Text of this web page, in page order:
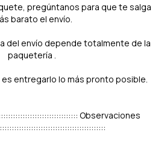
pregúntanos para que te salga
barato el envío.
del envío depende totalmente de la
paquetería .
entregarlo lo más pronto posible.
Observaciones